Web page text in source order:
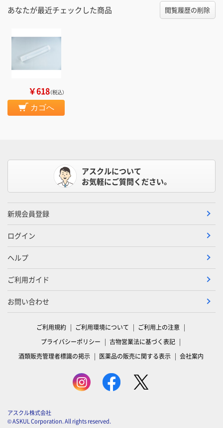
あなたが最近チェックした商品 閲覧履歴の削除
￥618（税込）
カゴへ
アスクルについて
お気軽にご質問ください。
新規会員登録
ログイン
ヘルプ
ご利用ガイド
お問い合わせ
ご利用規約 ご利用環境について
ご利用上の注意
プライバシーポリシー
古物営業法に基づく表記
酒類販売管理者標識の掲示
医薬品の販売に関する表示 会社案内
アスクル株式会社
© ASKUL Corporation. All rights reserved.